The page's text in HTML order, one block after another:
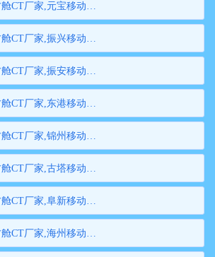
元宝CT方舱,元宝方舱CT厂家,元宝移动方舱CT,元宝医用CT方舱,元宝方舱式CT,元宝方舱CT
振兴CT方舱,振兴方舱CT厂家,振兴移动方舱CT,振兴医用CT方舱,振兴方舱式CT,振兴方舱CT
振安CT方舱,振安方舱CT厂家,振安移动方舱CT,振安医用CT方舱,振安方舱式CT,振安方舱CT
东港CT方舱,东港方舱CT厂家,东港移动方舱CT,东港医用CT方舱,东港方舱式CT,东港方舱CT
锦州CT方舱,锦州方舱CT厂家,锦州移动方舱CT,锦州医用CT方舱,锦州方舱式CT,锦州方舱CT
古塔CT方舱,古塔方舱CT厂家,古塔移动方舱CT,古塔医用CT方舱,古塔方舱式CT,古塔方舱CT
阜新CT方舱,阜新方舱CT厂家,阜新移动方舱CT,阜新医用CT方舱,阜新方舱式CT,阜新方舱CT
海州CT方舱,海州方舱CT厂家,海州移动方舱CT,海州医用CT方舱,海州方舱式CT,海州方舱CT